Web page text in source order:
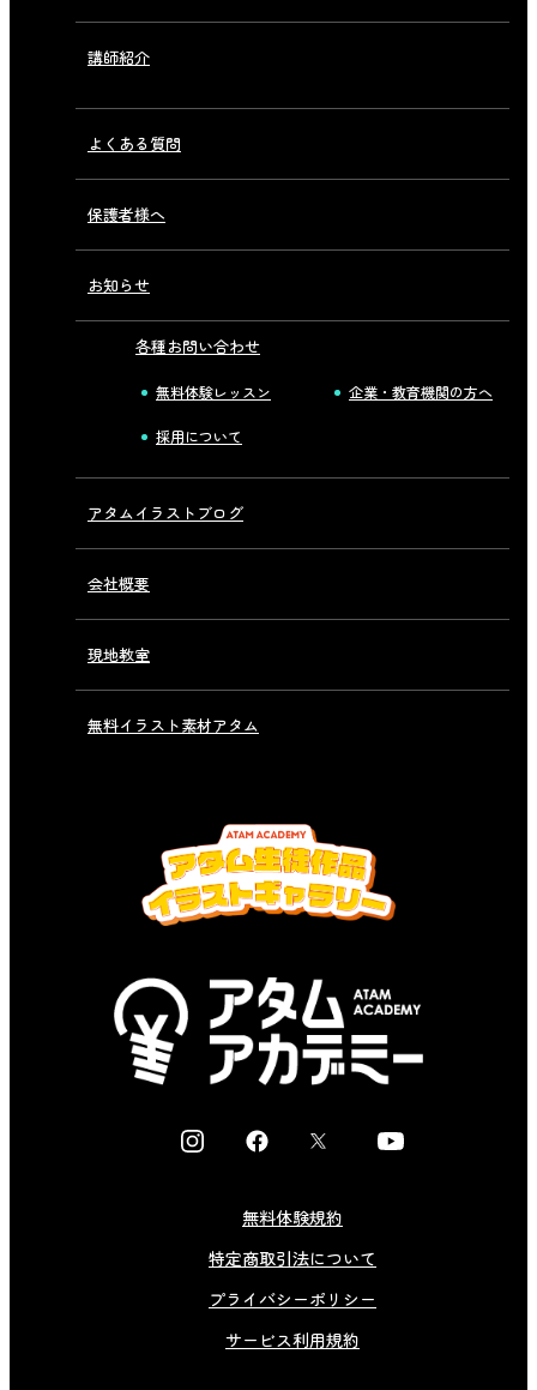
講師紹介
よくある質問
保護者様へ
お知らせ
各種お問い合わせ
無料体験レッスン 企業・教育機関の方へ
採用について
アタムイラストブログ
会社概要
現地教室
無料イラスト素材アタム
I
a
g
F
e
b
o
k
X
Y
無料体験規約
特定商取引法について
プライバシーポリシー
サービス利用規約